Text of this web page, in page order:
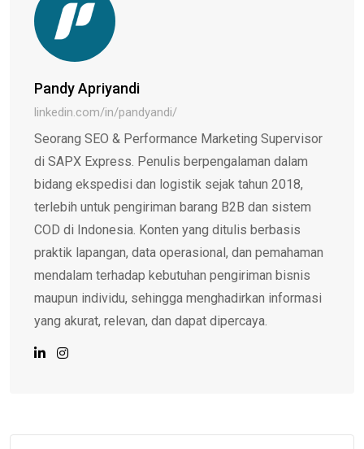
Pandy Apriyandi
linkedin.com/in/pandyandi/
Seorang SEO & Performance Marketing Supervisor
di SAPX Express. Penulis berpengalaman dalam
bidang ekspedisi dan logistik sejak tahun 2018,
terlebih untuk pengiriman barang B2B dan sistem
COD di Indonesia. Konten yang ditulis berbasis
praktik lapangan, data operasional, dan pemahaman
mendalam terhadap kebutuhan pengiriman bisnis
maupun individu, sehingga menghadirkan informasi
yang akurat, relevan, dan dapat dipercaya.